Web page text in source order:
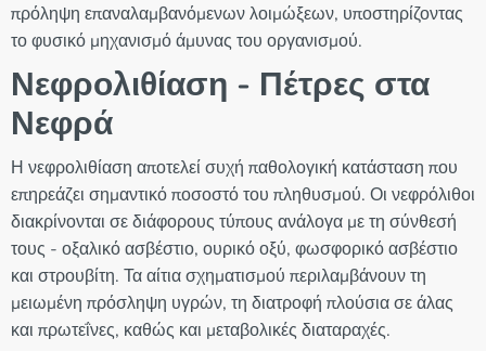
πρόληψη επαναλαμβανόμενων λοιμώξεων, υποστηρίζοντας
το φυσικό μηχανισμό άμυνας του οργανισμού.
Νεφρολιθίαση - Πέτρες στα
Νεφρά
Η νεφρολιθίαση αποτελεί συχή παθολογική κατάσταση που
επηρεάζει σημαντικό ποσοστό του πληθυσμού. Οι νεφρόλιθοι
διακρίνονται σε διάφορους τύπους ανάλογα με τη σύνθεσή
τους - οξαλικό ασβέστιο, ουρικό οξύ, φωσφορικό ασβέστιο
και στρουβίτη. Τα αίτια σχηματισμού περιλαμβάνουν τη
μειωμένη πρόσληψη υγρών, τη διατροφή πλούσια σε άλας
και πρωτεΐνες, καθώς και μεταβολικές διαταραχές.